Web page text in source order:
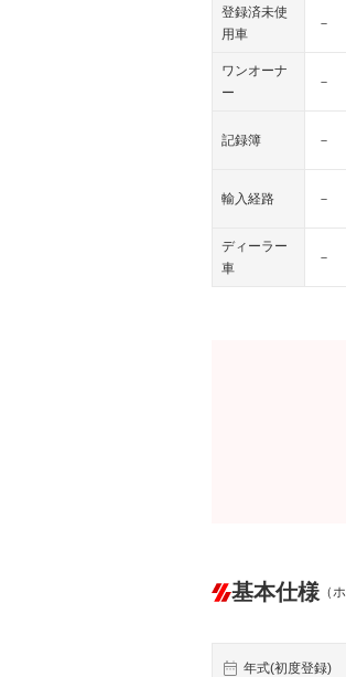
登録済未使
用車
－
ワンオーナ
ー
－
記録簿 －
輸入経路 －
ディーラー
車
－
基本仕様 （
年式(初度登録)